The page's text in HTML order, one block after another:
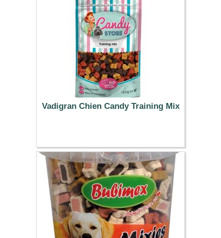
Vadigran Chien Candy Training Mix
4.39 €